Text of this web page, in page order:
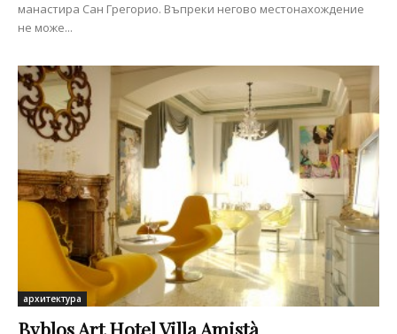
манастира Сан Грегорио. Въпреки негово местонахождение
не може...
архитектура
Byblos Art Hotel Villa Amistà